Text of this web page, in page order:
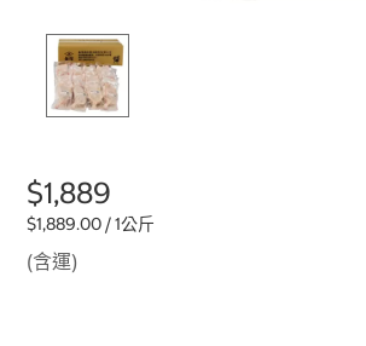
$1,889
$1,889.00 / 1公斤
(含運)